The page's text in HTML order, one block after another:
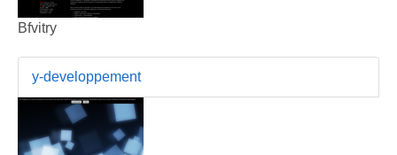
Bfvitry
y-developpement